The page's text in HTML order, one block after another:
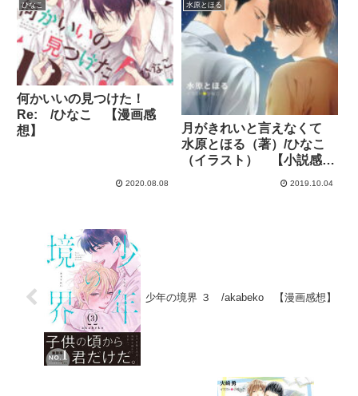
ひなこ
何かいいの見つけた！
Re: /ひなこ 【漫画感
想】
2020.08.08
水原とほる
月がきれいと言えなくて
水原とほる（著）/ひなこ
（イラスト） 【小説感
2019.10.04
少年の境界 ３ /akabeko 【漫画感想】